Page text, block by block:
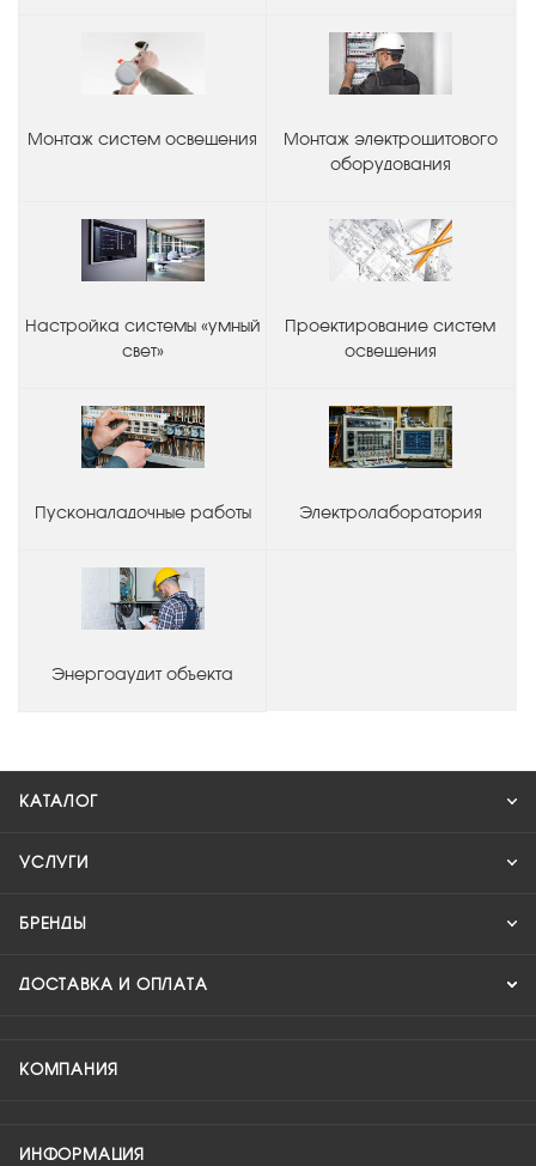
Монтаж систем освещения
Монтаж электрощитового
оборудования
Настройка системы «умный
свет»
Проектирование систем
освещения
Пусконаладочные работы Электролаборатория
Энергоаудит объекта
КАТАЛОГ
УСЛУГИ
БРЕНДЫ
ДОСТАВКА И ОПЛАТА
КОМПАНИЯ
ИНФОРМАЦИЯ